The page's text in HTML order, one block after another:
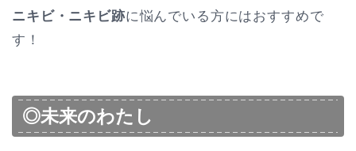
ニキビ・ニキビ跡に悩んでいる方にはおすすめで
す！
◎未来のわたし